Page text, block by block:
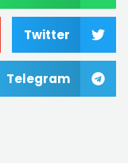
Twitter
Telegram